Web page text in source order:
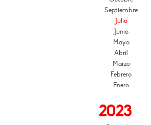
Septiembre
Julio
Junio
Mayo
Abril
Marzo
Febrero
Enero
2023